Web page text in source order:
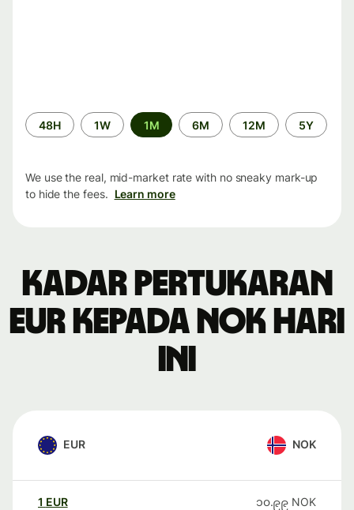
Time
period
48H 1W 1M 6M 12M 5Y
We use the real, mid-market rate with no sneaky mark-up
to hide the fees. Learn more
Kadar pertukaran
EUR kepada NOK hari
ini
EUR NOK
1 EUR ၁၀.၉၉ NOK